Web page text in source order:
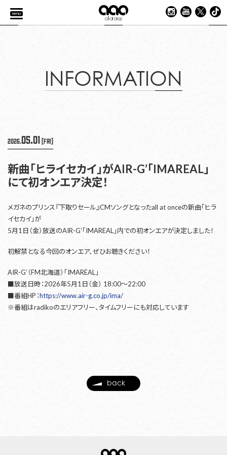
menu
INFORMATION
2026.05.01[Fri]
新曲「ヒライセカイ」がAIR-G’「IMAREAL」
にて初オンエア決定！
メガネのプリンス『下取りセール』CMソングとなったall at onceの新曲「ヒラ
イセカイ」が
5月1日（金）放送のAIR-G’「IMAREAL」内での初オンエアが決定しました！
初解禁となる今回のオンエア、ぜひお聴きください！
AIR-G’（FM北海道）「IMAREAL」
■放送日時：2026年5月1日（金） 18:00〜22:00
■番組HP：https://www.air-g.co.jp/ima/
※番組はradikoのエリアフリー、タイムフリーにも対応しています
back